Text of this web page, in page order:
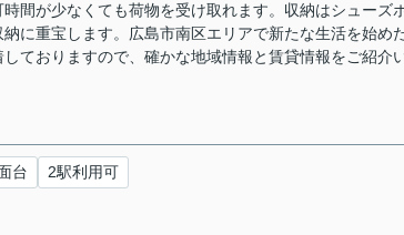
間が少なくても荷物を受け取れます。収納はシューズ
に重宝します。広島市南区エリアで新たな生活を始め
ておりますので、確かな地域情報と賃貸情報をご紹介
台 2駅利用可